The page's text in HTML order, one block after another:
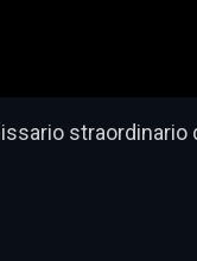
straordinario